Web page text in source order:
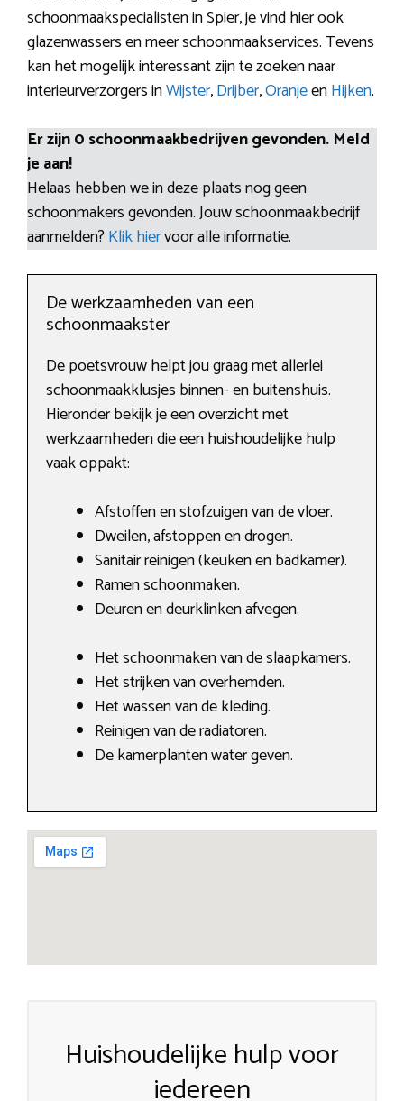
schoonmaakspecialisten in Spier, je vind hier ook
glazenwassers en meer schoonmaakservices. Tevens
kan het mogelijk interessant zijn te zoeken naar
interieurverzorgers inWijster,Drijber,OranjeenHijken.
Er zijn 0 schoonmaakbedrijven gevonden. Meld
je aan!
Helaas hebben we in deze plaats nog geen
schoonmakers gevonden. Jouw schoonmaakbedrijf
aanmelden? Klik hiervoor alle informatie.
De werkzaamheden van een
schoonmaakster
De poetsvrouw helpt jou graag met allerlei
schoonmaakklusjes binnen- en buitenshuis.
Hieronder bekijk je een overzicht met
werkzaamheden die een huishoudelijke hulp
vaak oppakt:
Afstoffen en stofzuigen van de vloer.
Dweilen, afstoppen en drogen.
Sanitair reinigen (keuken en badkamer).
Ramen schoonmaken.
Deuren en deurklinken afvegen.
Het schoonmaken van de slaapkamers.
Het strijken van overhemden.
Het wassen van de kleding.
Reinigen van de radiatoren.
De kamerplanten water geven.
Huishoudelijke hulp voor
iedereen